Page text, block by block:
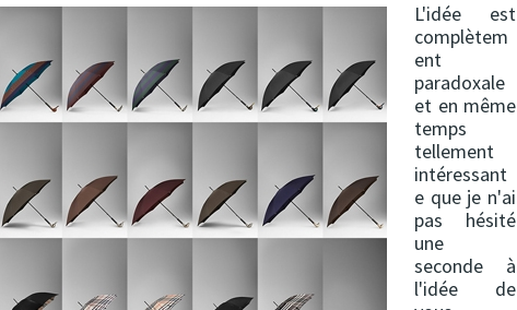
L'idée est
complètem
ent
paradoxale
et en même
temps
tellement
intéressant
e que je n'ai
pas hésité
une
seconde à
l'idée de